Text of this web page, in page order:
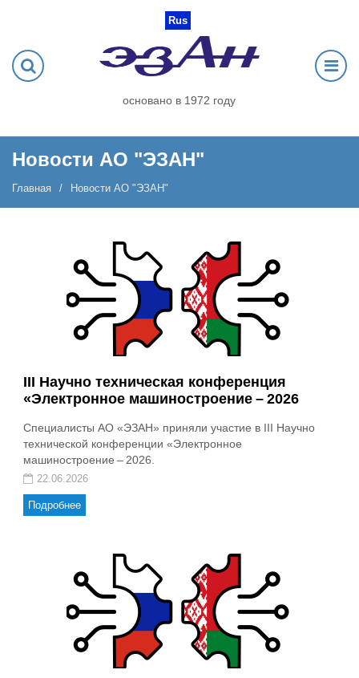
Rus
основано в 1972 году
Новости АО "ЭЗАН"
Главная Новости АО "ЭЗАН"
III Научно техническая конференция
«Электронное машиностроение – 2026
Специалисты АО «ЭЗАН» приняли участие в III Научно
технической конференции «Электронное
машиностроение – 2026.
22.06.2026
Подробнее